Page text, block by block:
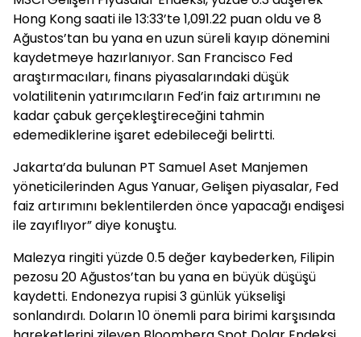
Hong Kong saati ile 13:33’te 1,091.22 puan oldu ve 8
Ağustos’tan bu yana en uzun süreli kayıp dönemini
kaydetmeye hazırlanıyor. San Francisco Fed
araştırmacıları, finans piyasalarındaki düşük
volatilitenin yatırımcıların Fed’in faiz artırımını ne
kadar çabuk gerçekleştireceğini tahmin
edemediklerine işaret edebileceği belirtti.
Jakarta’da bulunan PT Samuel Aset Manjemen
yöneticilerinden Agus Yanuar, Gelişen piyasalar, Fed
faiz artırımını beklentilerden önce yapacağı endişesi
ile zayıflıyor” diye konuştu.
Malezya ringiti yüzde 0.5 değer kaybederken, Filipin
pezosu 20 Ağustos’tan bu yana en büyük düşüşü
kaydetti. Endonezya rupisi 3 günlük yükselişi
sonlandırdı. Doların 10 önemli para birimi karşısında